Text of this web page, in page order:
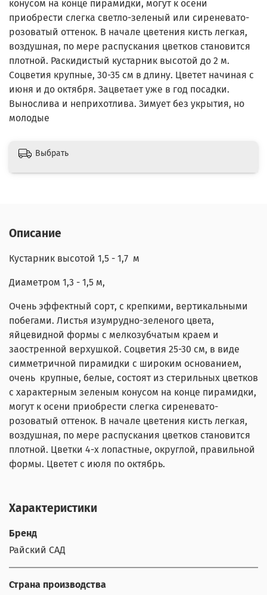
конусом на конце пирамидки, могут к осени
приобрести слегка светло-зеленый или сиреневато-
розоватый оттенок. В начале цветения кисть легкая,
воздушная, по мере распускания цветков становится
плотной. Раскидистый кустарник высотой до 2 м.
Соцветия крупные, 30-35 см в длину. Цветет начиная с
июня и до октября. Зацветает уже в год посадки.
Вынослива и неприхотлива. Зимует без укрытия, но
молодые
Выбрать
Описание
Кустарник высотой 1,5 - 1,7 м
Диаметром 1,3 - 1,5 м,
Очень эффектный сорт, с крепкими, вертикальными
побегами. Листья изумрудно-зеленого цвета,
яйцевидной формы с мелкозубчатым краем и
заостренной верхушкой. Соцветия 25-30 см, в виде
симметричной пирамидки с широким основанием,
очень крупные, белые, состоят из стерильных цветков
с характерным зеленым конусом на конце пирамидки,
могут к осени приобрести слегка сиреневато-
розоватый оттенок. В начале цветения кисть легкая,
воздушная, по мере распускания цветков становится
плотной. Цветки 4-х лопастные, округлой, правильной
формы. Цветет с июля по октябрь.
Характеристики
Бренд
Райский САД
Страна производства